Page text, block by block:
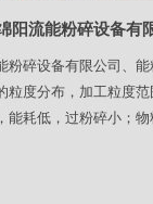
阳流能粉碎设备有
粉碎设备有限公司、
粒度分布，加工粒度
能耗低，过粉碎小；